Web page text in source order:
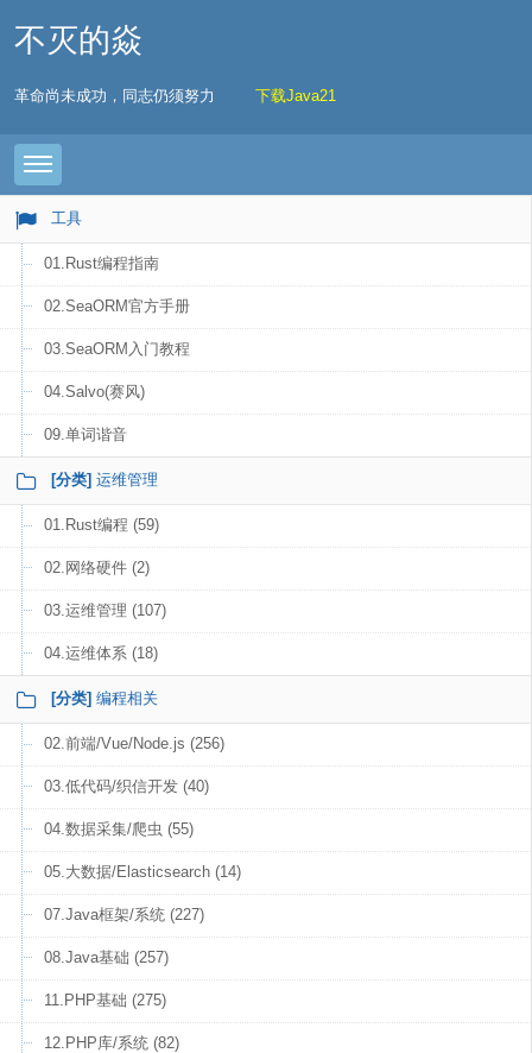
不灭的焱
革命尚未成功，同志仍须努力 下载Java21
Toggle navigation
工具
01.Rust编程指南
02.SeaORM官方手册
03.SeaORM入门教程
04.Salvo(赛风)
09.单词谐音
[分类] 运维管理
01.Rust编程 (59)
02.网络硬件 (2)
03.运维管理 (107)
04.运维体系 (18)
[分类] 编程相关
02.前端/Vue/Node.js (256)
03.低代码/织信开发 (40)
04.数据采集/爬虫 (55)
05.大数据/Elasticsearch (14)
07.Java框架/系统 (227)
08.Java基础 (257)
11.PHP基础 (275)
12.PHP库/系统 (82)